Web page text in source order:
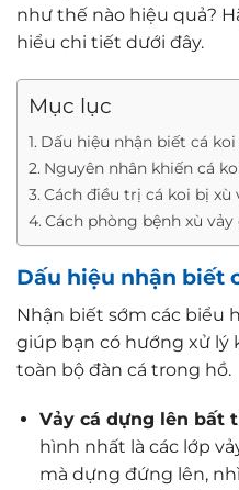
như thế nào hiệu quả?
hiểu chi tiết dưới đây.
Mục lục
Dấu hiệu nhận biết cá
Nguyên nhân khiến cá
Cách điều trị cá koi bị xù
Cách phòng bệnh xù vảy
Dấu hiệu nhận biết
Nhận biết sớm các biểu
giúp bạn có hướng xử lý
toàn bộ đàn cá trong hồ.
Vảy cá dựng lên bất
hình nhất là các lớp
mà dựng đứng lên,